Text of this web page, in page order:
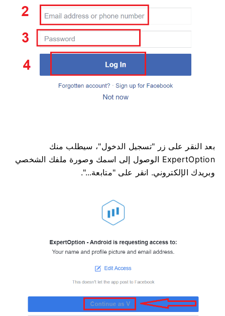
بعد النقر على زر "تسجيل الدخول"، سيطلب منك
ExpertOption الوصول إلى اسمك وصورة ملفك الشخصي
وبريدك الإلكتروني. انقر على "متابعة...".